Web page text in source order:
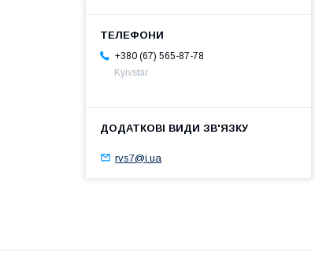
+380 (67) 565-87-78
Kyivstar
rvs7@i.ua